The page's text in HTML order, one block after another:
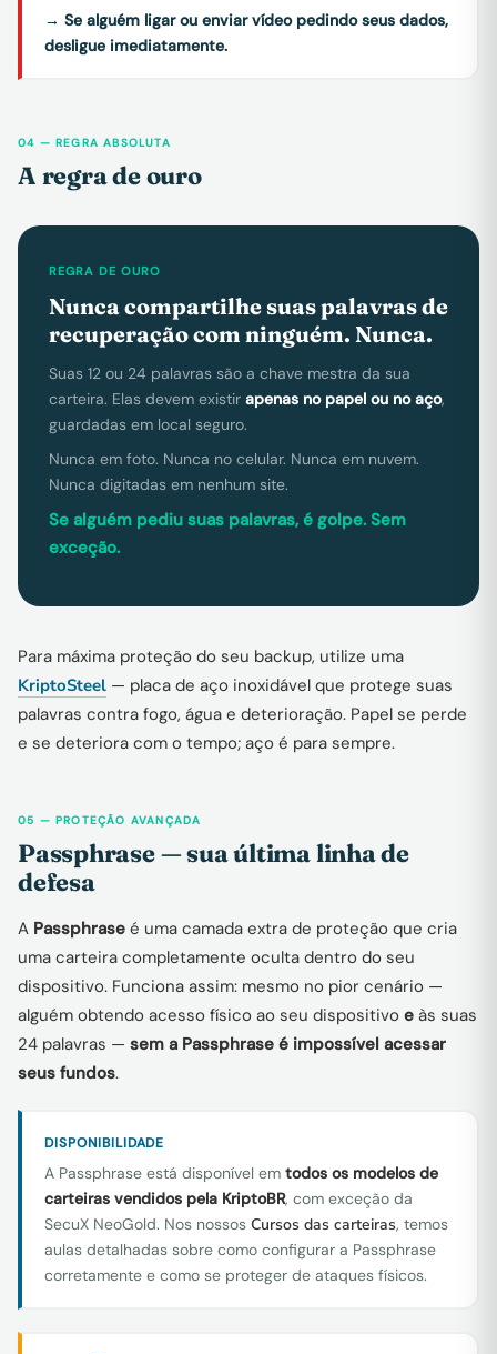
→ Se alguém ligar ou enviar vídeo pedindo seus dados,
desligue imediatamente.
04 — REGRA ABSOLUTA
A regra de ouro
REGRA DE OURO
Nunca compartilhe suas palavras de
recuperação com ninguém. Nunca.
Suas 12 ou 24 palavras são a chave mestra da sua
carteira. Elas devem existir apenas no papel ou no aço,
guardadas em local seguro.
Nunca em foto. Nunca no celular. Nunca em nuvem.
Nunca digitadas em nenhum site.
Se alguém pediu suas palavras, é golpe. Sem
exceção.
Para máxima proteção do seu backup, utilize uma
KriptoSteel — placa de aço inoxidável que protege suas
palavras contra fogo, água e deterioração. Papel se perde
e se deteriora com o tempo; aço é para sempre.
05 — PROTEÇÃO AVANÇADA
Passphrase — sua última linha de
defesa
A Passphrase é uma camada extra de proteção que cria
uma carteira completamente oculta dentro do seu
dispositivo. Funciona assim: mesmo no pior cenário —
alguém obtendo acesso físico ao seu dispositivo e às suas
24 palavras — sem a Passphrase é impossível acessar
seus fundos.
DISPONIBILIDADE
A Passphrase está disponível em todos os modelos de
carteiras vendidos pela KriptoBR, com exceção da
SecuX NeoGold. Nos nossos Cursos das carteiras, temos
aulas detalhadas sobre como configurar a Passphrase
corretamente e como se proteger de ataques físicos.